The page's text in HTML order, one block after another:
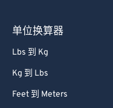
单位换算器
Lbs 到 Kg
Kg 到 Lbs
Feet 到 Meters